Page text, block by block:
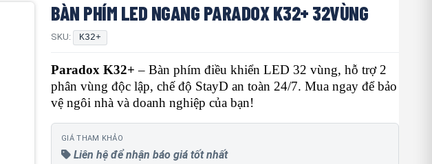
BÀN PHÍM LED NGANG PARADOX K32+ 32VÙNG
SKU: K32+
Paradox K32+– Bàn phím điều khiển LED 32 vùng, hỗ trợ 2
phân vùng độc lập, chế độ StayD an toàn 24/7. Mua ngay để bảo
vệ ngôi nhà và doanh nghiệp của bạn!
GIÁ THAM KHẢO
Liên hệ để nhận báo giá tốt nhất